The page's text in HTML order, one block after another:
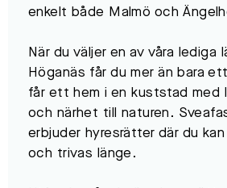
enkelt både Malmö och
När du väljer en av våra lediga
Höganäs får du mer än bara
får ett hem i en kuststad med
och närhet till naturen.
erbjuder hyresrätter där du
och trivas länge.